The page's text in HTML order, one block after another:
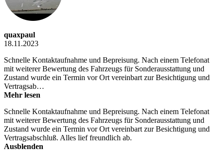
quaxpaul
18.11.2023
Schnelle Kontaktaufnahme und Bepreisung. Nach einem Telefonat
mit weiterer Bewertung des Fahrzeugs für Sonderausstattung und
Zustand wurde ein Termin vor Ort vereinbart zur Besichtigung und
Vertragsab…
Mehr lesen
Schnelle Kontaktaufnahme und Bepreisung. Nach einem Telefonat
mit weiterer Bewertung des Fahrzeugs für Sonderausstattung und
Zustand wurde ein Termin vor Ort vereinbart zur Besichtigung und
Vertragsabschluß. Alles lief freundlich ab.
Ausblenden